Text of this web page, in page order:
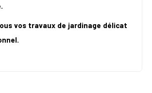
vos travaux de jardinage délicat